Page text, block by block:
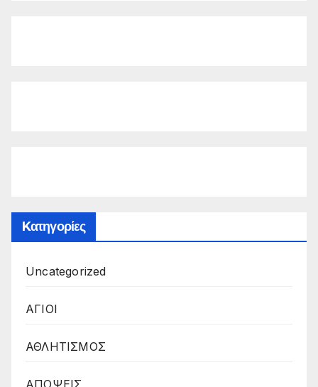
Kατηγορίες
Uncategorized
ΑΓΙΟΙ
ΑΘΛΗΤΙΣΜΟΣ